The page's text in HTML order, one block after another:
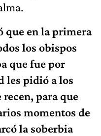
que en la primera
los obispos
que fue por
les pidió a los
para que
momentos de
la soberbia